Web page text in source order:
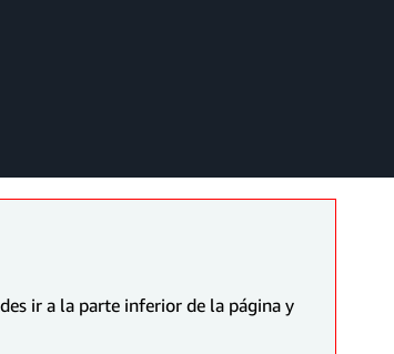
ir a la parte inferior de la página y